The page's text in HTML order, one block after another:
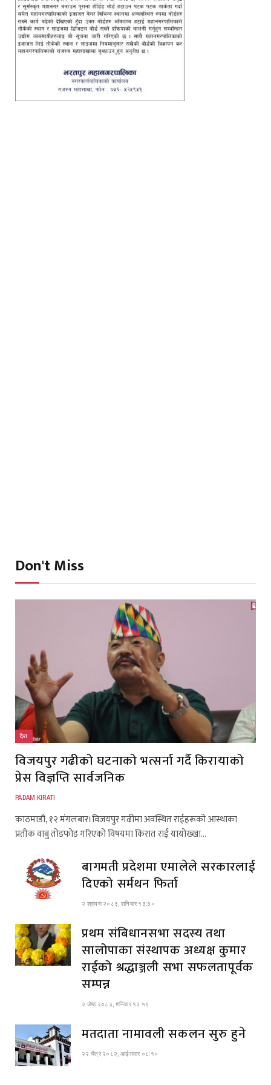
Don't Miss
देश
विजयपुर गढीको घटनाको भत्सर्ना गर्दै किरायाको
प्रेस विज्ञप्ति सार्वजनिक
PADAM KIRATI
काठमाडौं, १२ मंगलबार।विजयपुर गढीमा अवस्थित राईहरूको आस्थाका
प्रतीक वाबु तोडफोड गरिएको विषयमा किरात राई यायोख्खा…
बागमती प्रदेशमा एमालेले सरकारलाई
दिएको सर्मथन फिर्ता
२ श्रावण २०८३, शनिबार १३:३०
प्रथम संबिधानसभा सदस्य तथा
सालोपाका संस्थापक अध्यक्ष कुमार
राईको श्रद्धाञ्जली सभा सफलतापूर्वक
सम्पन्न
२ जेष्ठ २०८३, शनिबार १२:५९
मतदाता नामावली सकलन सुरु हुने
२२ चैत्र २०८२, आईतवार ०८:१०